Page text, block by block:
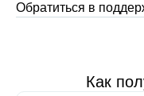
Обратиться в
Как